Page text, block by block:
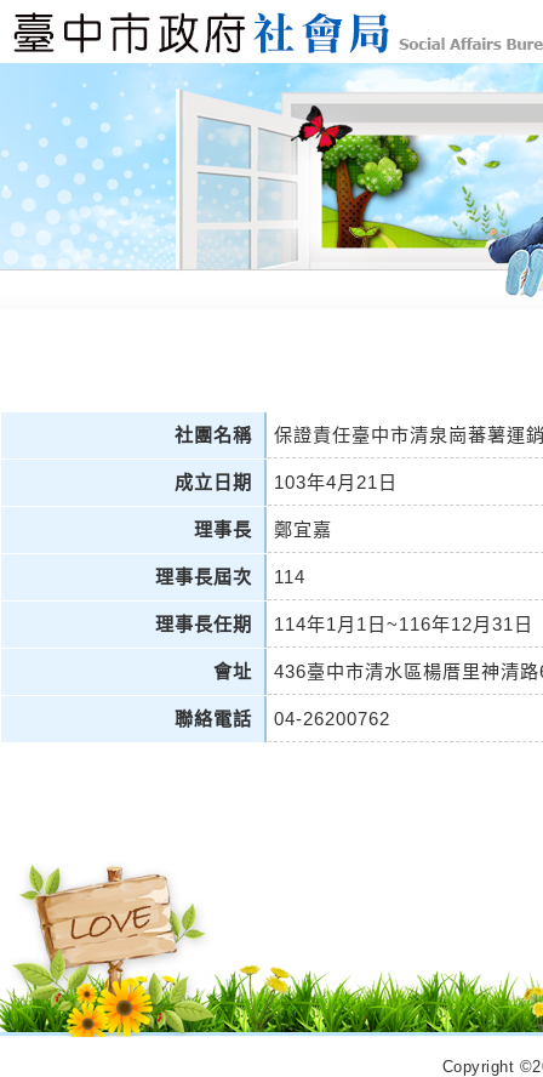
社團名稱 保證責任臺中市清泉崗蕃薯運
成立日期 103年4月21日
理事長 鄭宜嘉
理事長屆次 114
理事長任期 114年1月1日~116年12月31日
會址 436臺中市清水區楊厝里神清
聯絡電話 04-26200762
Copyright